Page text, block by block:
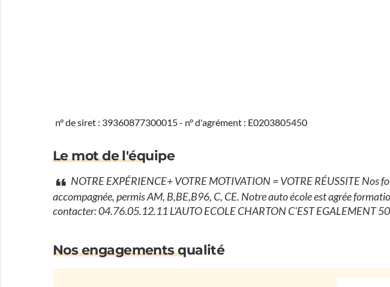
n° de siret : 39360877300015 - n° d'agrément : E0203805450
Le mot de l'équipe
NOTRE EXPÉRIENCE+ VOTRE MOTIVATION = VOTRE RÉUSSITE Nos
accompagnée, permis AM, B,BE,B96, C, CE. Notre auto école est agrée
contacter: 04.76.05.12.11 L'AUTO ECOLE CHARTON C'EST EGALEMENT 50
Nos engagements qualité